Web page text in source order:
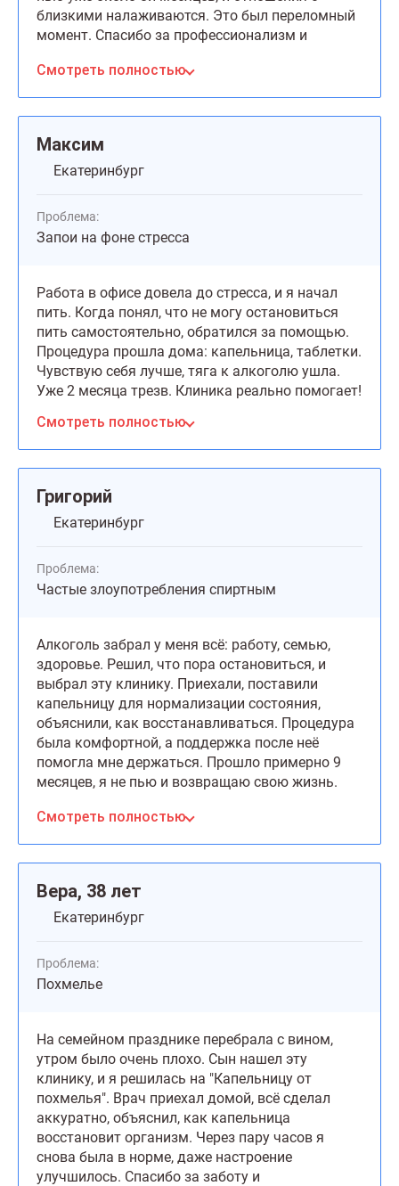
близкими налаживаются. Это был переломный
момент. Спасибо за профессионализм и
Смотреть полностью
Максим
Екатеринбург
Проблема:
Запои на фоне стресса
Работа в офисе довела до стресса, и я начал
пить. Когда понял, что не могу остановиться
пить самостоятельно, обратился за помощью.
Процедура прошла дома: капельница, таблетки.
Чувствую себя лучше, тяга к алкоголю ушла.
Уже 2 месяца трезв. Клиника реально помогает!
Смотреть полностью
Григорий
Екатеринбург
Проблема:
Частые злоупотребления спиртным
Алкоголь забрал у меня всё: работу, семью,
здоровье. Решил, что пора остановиться, и
выбрал эту клинику. Приехали, поставили
капельницу для нормализации состояния,
объяснили, как восстанавливаться. Процедура
была комфортной, а поддержка после неё
помогла мне держаться. Прошло примерно 9
месяцев, я не пью и возвращаю свою жизнь.
Смотреть полностью
Вера, 38 лет
Екатеринбург
Проблема:
Похмелье
На семейном празднике перебрала с вином,
утром было очень плохо. Сын нашел эту
клинику, и я решилась на "Капельницу от
похмелья". Врач приехал домой, всё сделал
аккуратно, объяснил, как капельница
восстановит организм. Через пару часов я
снова была в норме, даже настроение
улучшилось. Спасибо за заботу и